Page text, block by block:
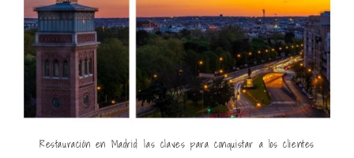
Restauración en Madrid: las claves para conquistar a los clientes